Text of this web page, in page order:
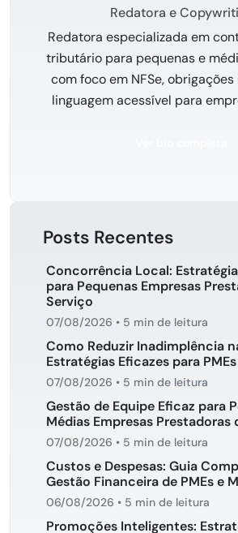
Redatora e
Redatora especializada em
tributário para pequenas e
com foco em NFSe,
linguagem acessível para
Posts Recentes
Concorrência Local:
para Pequenas Empresas
Serviço
07/08/2026 • 5 min de leitura
Como Reduzir Inadimplência
Estratégias Eficazes para PMEs
07/08/2026 • 5 min de leitura
Gestão de Equipe Eficaz para
Médias Empresas Prestadoras
07/08/2026 • 5 min de leitura
Custos e Despesas: Guia
Gestão Financeira de PMEs e
06/08/2026 • 5 min de leitura
Promoções Inteligentes: